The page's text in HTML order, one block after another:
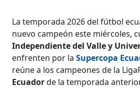
La temporada 2026 del fútbol
nuevo campeón este miércoles,
Independiente del Valle y
enfrenten por la Supercopa
reúne a los campeones de la
Ecuadorde la temporada